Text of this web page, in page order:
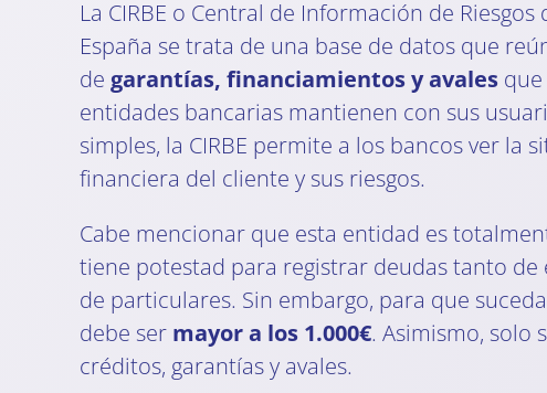
La CIRBE o Central de Información de Riesgos
España se trata de una base de datos que
de garantías, financiamientos y avales
entidades bancarias mantienen con sus
simples, la CIRBE permite a los bancos ver la
financiera del cliente y sus riesgos.
Cabe mencionar que esta entidad es
tiene potestad para registrar deudas tanto de
de particulares. Sin embargo, para que
debe ser mayor a los 1.000€. Asimismo, solo
créditos, garantías y avales.